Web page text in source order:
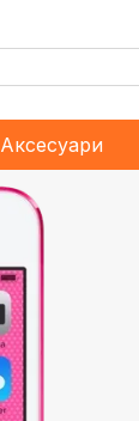
Аксесуари